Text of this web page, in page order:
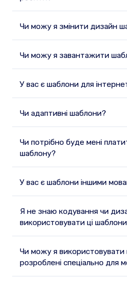
Чи можу я змінити дизайн
Чи можу я завантажити
У вас є шаблони для
Чи адаптивні шаблони?
Чи потрібно буде мені
шаблону?
У вас є шаблони іншими
Я не знаю кодування чи
використовувати ці
Чи можу я використовувати
розроблені спеціально для